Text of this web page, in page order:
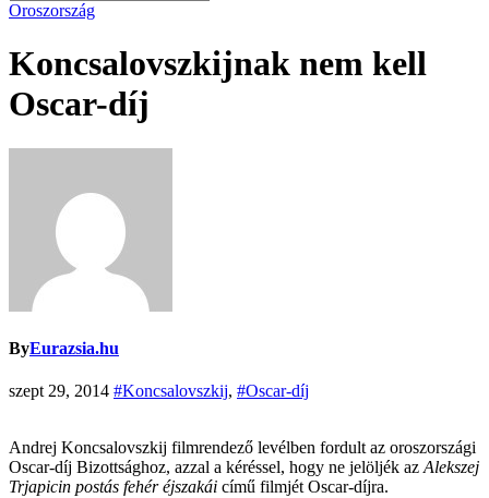
Oroszország
Koncsalovszkijnak nem kell
Oscar-díj
ByEurazsia.hu
szept 29, 2014 #Koncsalovszkij, #Oscar-díj
Andrej Koncsalovszkij filmrendező levélben fordult az oroszországi
Oscar-díj Bizottsághoz, azzal a kéréssel, hogy ne jelöljék azAlekszej
Trjapicin postás fehér éjszakái című filmjét Oscar-díjra.